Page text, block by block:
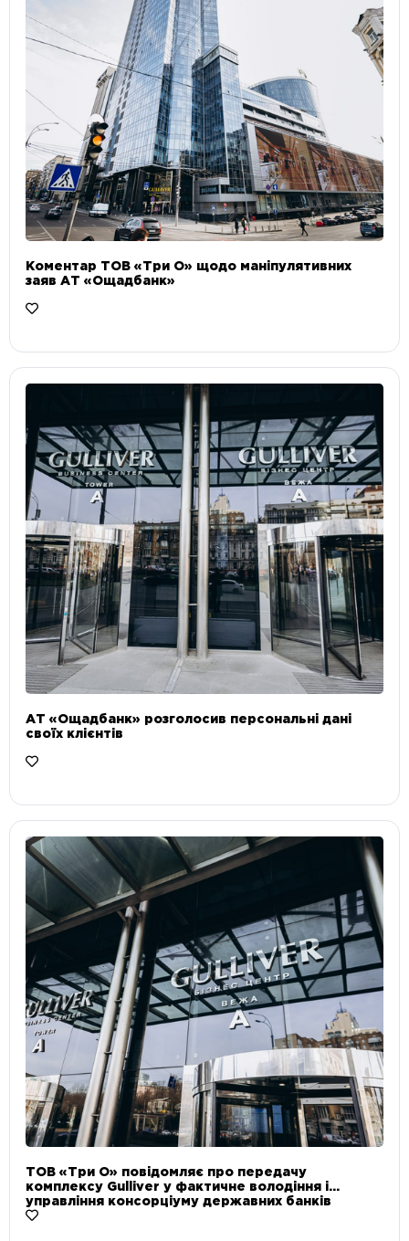
Коментар ТОВ «Три О» щодо маніпулятивних
заяв АТ «Ощадбанк»
АТ «Ощадбанк» розголосив персональні дані
своїх клієнтів
ТОВ «Три О» повідомляє про передачу
комплексу Gulliver у фактичне володіння і
управління консорціуму державних банків